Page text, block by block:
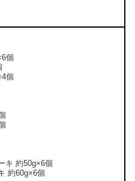
個
個
キ 約50g×6個
約60g×6個